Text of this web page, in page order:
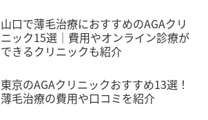
山口で薄毛治療におすすめのAGAクリ
ニック15選｜費用やオンライン診療が
できるクリニックも紹介
東京のAGAクリニックおすすめ13選！
薄毛治療の費用や口コミを紹介